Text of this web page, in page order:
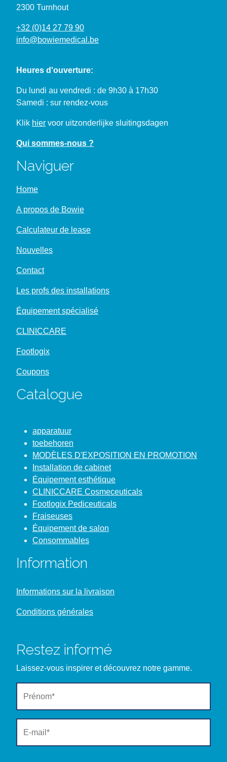
2300 Turnhout
+32 (0)14 27 79 90
info@bowiemedical.be
Heures d'ouverture:
Du lundi au vendredi : de 9h30 à 17h30
Samedi : sur rendez-vous
Klik hier voor uitzonderlijke sluitingsdagen
Qui sommes-nous ?
Naviguer
Home
A propos de Bowie
Calculateur de lease
Nouvelles
Contact
Les profs des installations
Équipement spécialisé
CLINICCARE
Footlogix
Coupons
Catalogue
apparatuur
toebehoren
MODÈLES D'EXPOSITION EN PROMOTION
Installation de cabinet
Équipement esthétique
CLINICCARE Cosmeceuticals
Footlogix Pediceuticals
Fraiseuses
Équipement de salon
Consommables
Information
Informations sur la livraison
Conditions générales
Restez informé
Laissez-vous inspirer et découvrez notre gamme.